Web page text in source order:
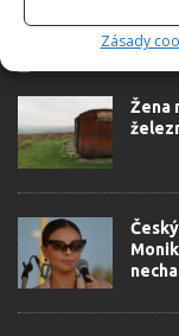
Zásady
SOUVISEJÍCÍ
Žena